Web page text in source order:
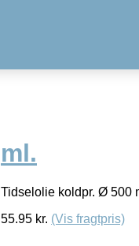
ml.
Tidselolie koldpr. Ø 500
55.95 kr. (Vis fragtpris)